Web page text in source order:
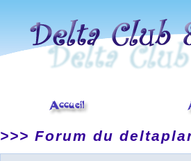
>>> Forum du